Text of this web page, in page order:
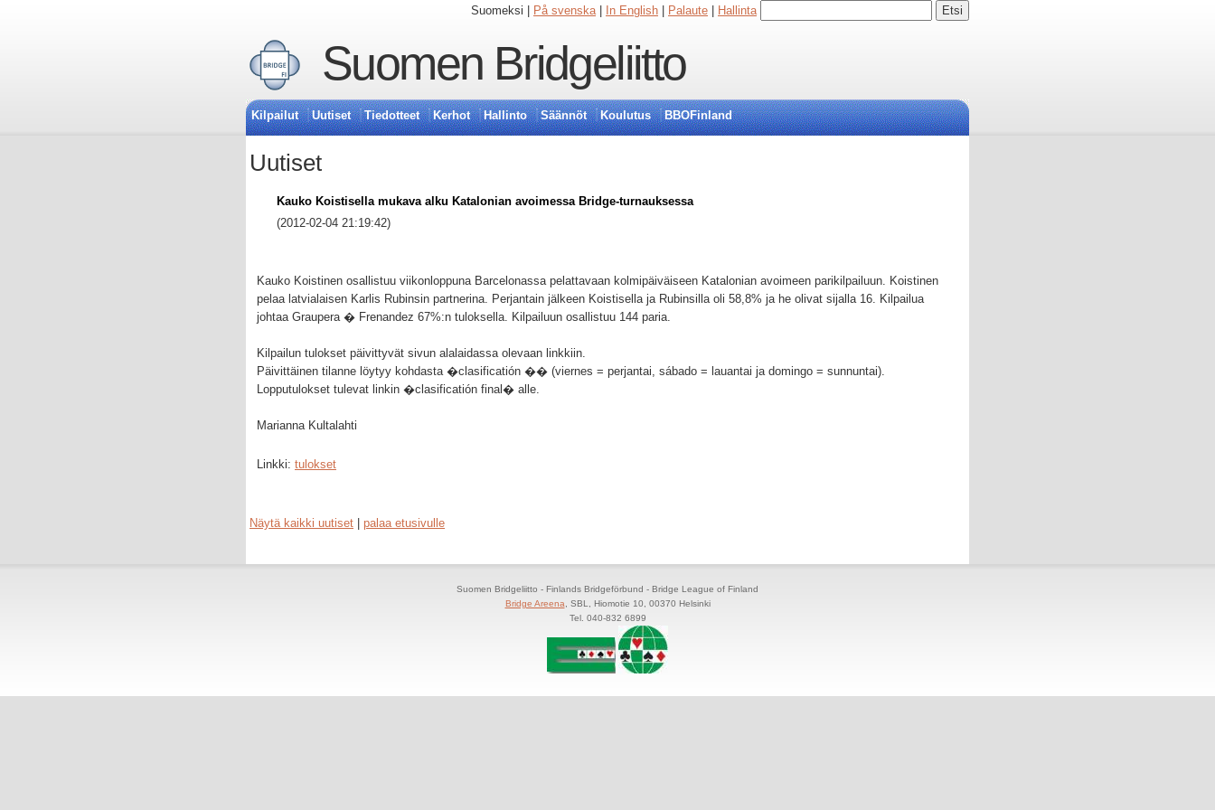
Suomeksi | På svenska| In English Palaute Hallinta
Suomen Bridgeliitto
Kilpailut Uutiset Tiedotteet Kerhot Hallinto Säännöt Koulutus BBOFinland
Uutiset
Kauko Koistisella mukava alku Katalonian avoimessa Bridge-turnauksessa
(2012-02-04 21:19:42)
Kauko Koistinen osallistuu viikonloppuna Barcelonassa pelattavaan kolmipäiväiseen Katalonian avoimeen parikilpailuun. Koistinen
pelaa latvialaisen Karlis Rubinsin partnerina. Perjantain jälkeen Koistisella ja Rubinsilla oli 58,8% ja he olivat sijalla 16. Kilpailua
johtaa Graupera � Frenandez 67%:n tuloksella. Kilpailuun osallistuu 144 paria.
Kilpailun tulokset päivittyvät sivun alalaidassa olevaan linkkiin.
Päivittäinen tilanne löytyy kohdasta �clasificatión �� (viernes = perjantai, sábado = lauantai ja domingo = sunnuntai).
Lopputulokset tulevat linkin �clasificatión final� alle.
Marianna Kultalahti
Linkki: tulokset
Näytä kaikki uutiset palaa etusivulle
Suomen Bridgeliitto - Finlands Bridgeförbund - Bridge League of Finland
Bridge Areena , SBL, Hiomotie 10, 00370 Helsinki
Tel. 040-832 6899